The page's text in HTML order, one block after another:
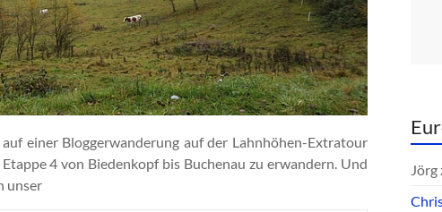
einer Bloggerwanderung auf der Lahnhöhen-Extratour
4 von Biedenkopf bis Buchenau zu erwandern. Und
unser
Jörg